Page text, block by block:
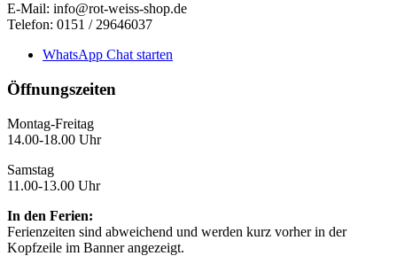
E-Mail: info@rot-weiss-shop.de
Telefon: 0151 / 29646037
WhatsApp Chat starten
Öffnungszeiten
Montag-Freitag
14.00-18.00 Uhr
Samstag
11.00-13.00 Uhr
In den Ferien:
Ferienzeiten sind abweichend und werden kurz vorher in der
Kopfzeile im Banner angezeigt.